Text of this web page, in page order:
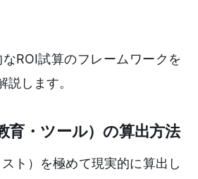
ROI試算のフレームワークを
説します。
育・ツール）の算出方法
ト）を極めて現実的に算出し